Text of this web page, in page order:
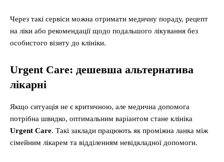
Через такі сервіси можна отримати медичну пораду, рецепт
на ліки або рекомендації щодо подальшого лікування без
особистого візиту до клініки.
Urgent Care: дешевша альтернатива
лікарні
Якщо ситуація не є критичною, але медична допомога
потрібна швидко, оптимальним варіантом стане клініка
Urgent Care. Такі заклади працюють як проміжна ланка між
сімейним лікарем та відділенням невідкладної допомоги.